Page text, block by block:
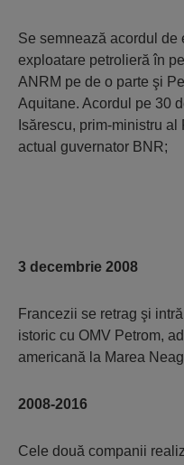
Se semnează acordul de
exploatare petrolieră în
ANRM pe de o parte şi
Aquitane. Acordul pe 30
Isărescu, prim-ministru
actual guvernator BNR;
3 decembrie 2008
Francezii se retrag şi
istoric cu OMV Petrom,
americană la Marea
2008-2016
Cele două companii